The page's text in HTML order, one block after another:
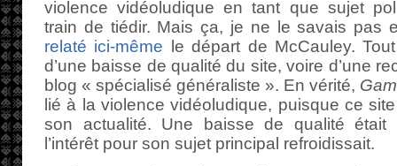
violence vidéoludique en tant que sujet
train de tiédir. Mais ça, je ne le savais pas
relaté ici-même le départ de McCauley.
d’une baisse de qualité du site, voire d’une
blog « spécialisé généraliste ». En vérité,
lié à la violence vidéoludique, puisque ce
son actualité. Une baisse de qualité était
l’intérêt pour son sujet principal refroidissait.